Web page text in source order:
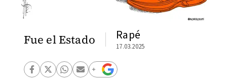
Fue el Estado Rapé
17.03.2025